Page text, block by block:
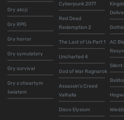
Gry akcji
Gry RPG
Gry horror
Gry symulatory
Gry survival
Gry z otwartym
światem
Cyberpunk 2077
Red Dead
Redemption 2
The Last of Us Part 1
Uncharted 4
God of War Ragnarok
Assassin's Creed
Valhalla
Disco Elysium
AC
Silent